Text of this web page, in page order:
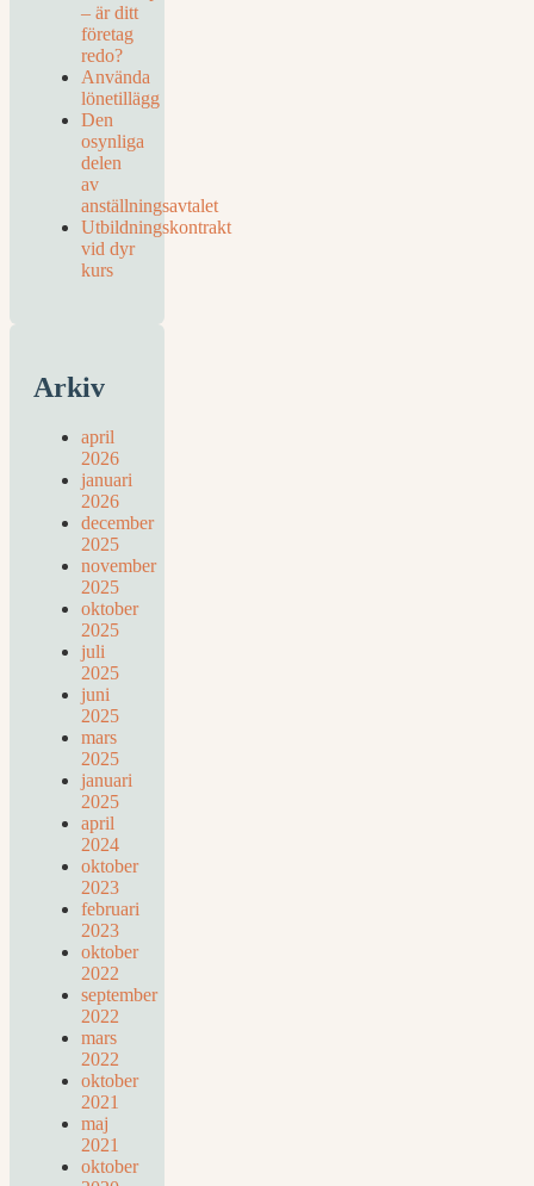
– är ditt
företag
redo?
Använda
lönetillägg
Den
osynliga
delen
av
anställningsavtalet
Utbildningskontrakt
vid dyr
kurs
Arkiv
april
2026
januari
2026
december
2025
november
2025
oktober
2025
juli
2025
juni
2025
mars
2025
januari
2025
april
2024
oktober
2023
februari
2023
oktober
2022
september
2022
mars
2022
oktober
2021
maj
2021
oktober